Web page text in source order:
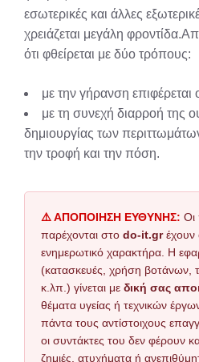
εσωτερικές και άλλες
χρειάζεται μεγάλη
ότι φθείρεται με δύο τρόπους:
με την γήρανση επιφέρεται
με τη συνεχή διαρροή της
δημιουργίας των
την τροφή και την πόση.
⚠️ ΑΠΟΠΟΙΗΣΗ ΕΥΘΥΝΗΣ: Οι
παρέχονται στο do-it.grέχουν
ενημερωτικό χαρακτήρα. Η
(κατασκευές, χρήση βοτάνων,
κ.λπ.) γίνεται με δική σας
θέματα υγείας ή τεχνικών
πάντα τους αντίστοιχους
οι συντάκτες του δεν φέρουν
ζημιές, ατυχήματα ή